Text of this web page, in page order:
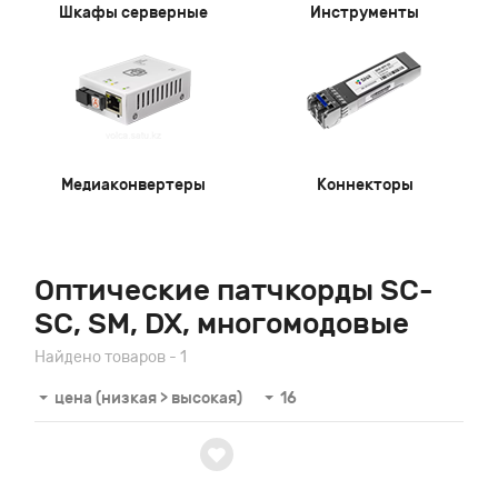
Шкафы серверные Инструменты
Медиаконвертеры Коннекторы
Оптические патчкорды SC-
SC, SM, DX, многомодовые
Найдено товаров - 1
цена (низкая > высокая) 16